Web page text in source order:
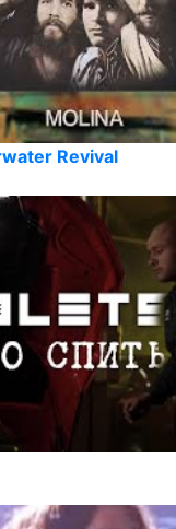
Revival